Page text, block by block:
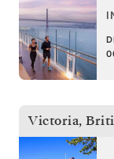
Victoria,